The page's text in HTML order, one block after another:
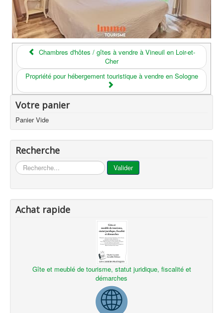
Chambres d'hôtes / gîtes à vendre à Vineuil en Loir-et-
Cher
Propriété pour hébergement touristique à vendre en Sologne
Votre panier
Panier Vide
Recherche
... Valider
Achat rapide
Gîte et meublé de tourisme, statut juridique, fiscalité et
démarches